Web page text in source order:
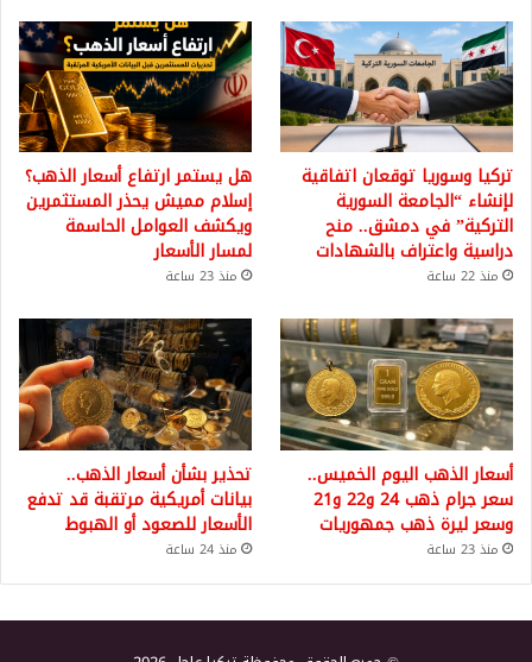
تركيا وسوريا توقعان اتفاقية
لإنشاء “الجامعة السورية
التركية” في دمشق.. منح
دراسية واعتراف بالشهادات
منذ 22 ساعة
هل يستمر ارتفاع أسعار الذهب؟
إسلام مميش يحذر المستثمرين
ويكشف العوامل الحاسمة
لمسار الأسعار
منذ 23 ساعة
أسعار الذهب اليوم الخميس..
سعر جرام ذهب 24 و22 و21
وسعر ليرة ذهب جمهوريات
منذ 23 ساعة
تحذير بشأن أسعار الذهب..
بيانات أمريكية مرتقبة قد تدفع
الأسعار للصعود أو الهبوط
منذ 24 ساعة